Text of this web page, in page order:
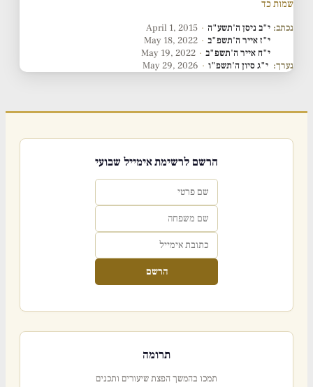
שמות כד
נכתב: י"ב ניסן ה'תשע"ה ·
April 1, 2015
י"ז אייר ה'תשפ"ב ·
May 18, 2022
י"ח אייר ה'תשפ"ב ·
May 19, 2022
נערך: י"ג סיון ה'תשפ"ו ·
May 29, 2026
הרשם לרשימת אימייל שבועי
הרשם
תרומה
תמכו בהמשך הפצת שיעורים ותכנים